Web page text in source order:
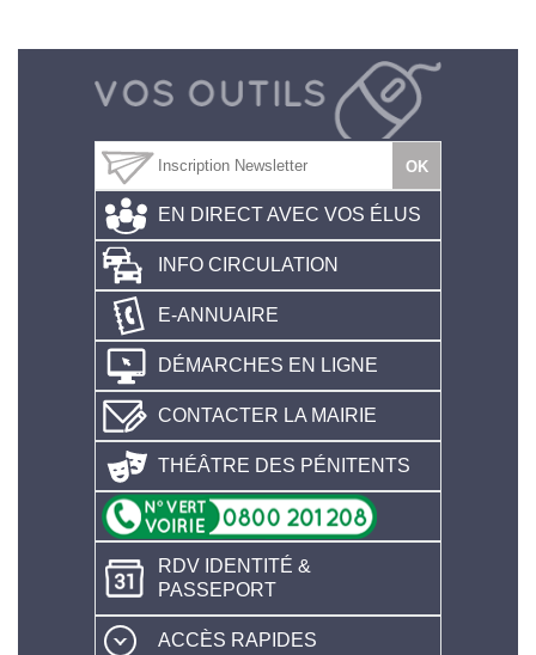
EN DIRECT AVEC VOS ÉLUS
INFO CIRCULATION
E-ANNUAIRE
DÉMARCHES EN LIGNE
CONTACTER LA MAIRIE
THÉÂTRE DES PÉNITENTS
RDV IDENTITÉ &
PASSEPORT
ACCÈS RAPIDES